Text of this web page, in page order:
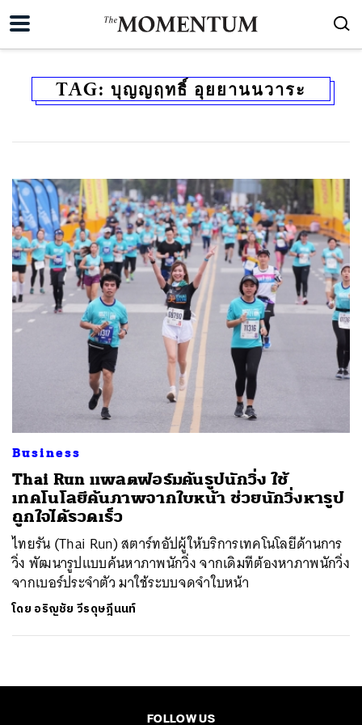
TAG: บุญญฤทธิ์ อุยยานนวาระ
Business
Thai Run แพลตฟอร์มค้นรูปนักวิ่ง ใช้
เทคโนโลยีค้นภาพจากใบหน้า ช่วยนักวิ่งหารูป
ถูกใจได้รวดเร็ว
ไทยรัน (Thai Run) สตาร์ทอัปผู้ให้บริการเทคโนโลยีด้านการ
วิ่ง พัฒนารูปแบบค้นหาภาพนักวิ่ง จากเดิมทีต้องหาภาพนักวิ่ง
จากเบอร์ประจำตัว มาใช้ระบบจดจำใบหน้า
โดย อริญชัย วีรดุษฎีนนท์
FOLLOW US
SHARE TWEET LINE EMAIL